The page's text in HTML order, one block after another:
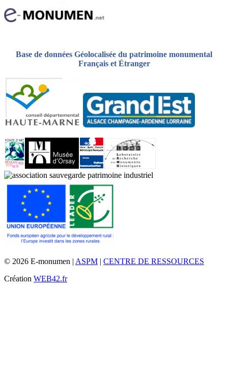
Base de données Géolocalisée du patrimoine monumental
Français et Étranger
© 2026 E-monumen | ASPM | CENTRE DE RESSOURCES
Création WEB42.fr